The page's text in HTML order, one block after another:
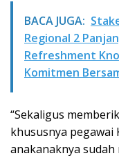
BACA JUGA:
Regional 2
Refreshment
Komitmen
“Sekaligus
khususnya pegawai
anakanaknya